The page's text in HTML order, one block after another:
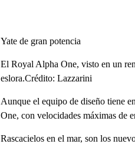
Yate de gran potencia
El Royal Alpha One, visto en un
eslora.Crédito: Lazzarini
Aunque el equipo de diseño tiene
One, con velocidades máximas de
Rascacielos en el mar, son los